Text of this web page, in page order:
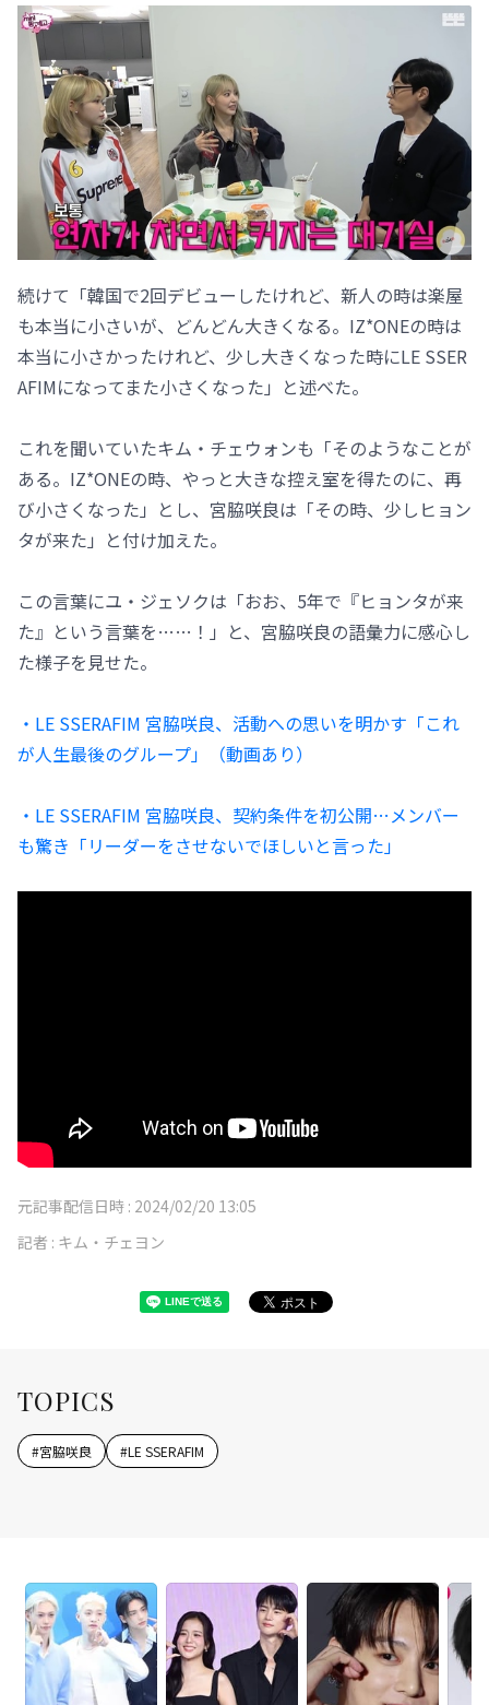
続けて「韓国で2回デビューしたけれど、新人の時は楽屋
も本当に小さいが、どんどん大きくなる。IZ*ONEの時は
本当に小さかったけれど、少し大きくなった時にLE SSER
AFIMになってまた小さくなった」と述べた。
これを聞いていたキム・チェウォンも「そのようなことが
ある。IZ*ONEの時、やっと大きな控え室を得たのに、再
び小さくなった」とし、宮脇咲良は「その時、少しヒョン
タが来た」と付け加えた。
この言葉にユ・ジェソクは「おお、5年で『ヒョンタが来
た』という言葉を……！」と、宮脇咲良の語彙力に感心し
た様子を見せた。
・LE SSERAFIM 宮脇咲良、活動への思いを明かす「これ
が人生最後のグループ」（動画あり）
・LE SSERAFIM 宮脇咲良、契約条件を初公開…メンバー
も驚き「リーダーをさせないでほしいと言った」
元記事配信日時 : 2024/02/20 13:05
記者 : キム・チェヨン
TOPICS
#宮脇咲良 #LE SSERAFIM